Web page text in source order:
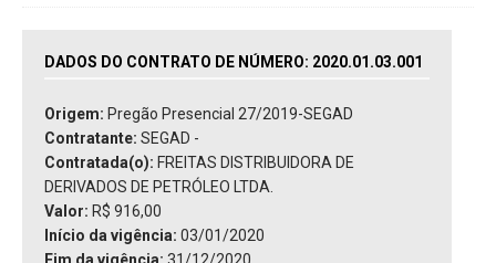
DADOS DO CONTRATO DE NÚMERO: 2020.01.03.001
Origem: Pregão Presencial 27/2019-SEGAD
Contratante: SEGAD -
Contratada(o): FREITAS DISTRIBUIDORA DE
DERIVADOS DE PETRÓLEO LTDA.
Valor: R$ 916,00
Início da vigência: 03/01/2020